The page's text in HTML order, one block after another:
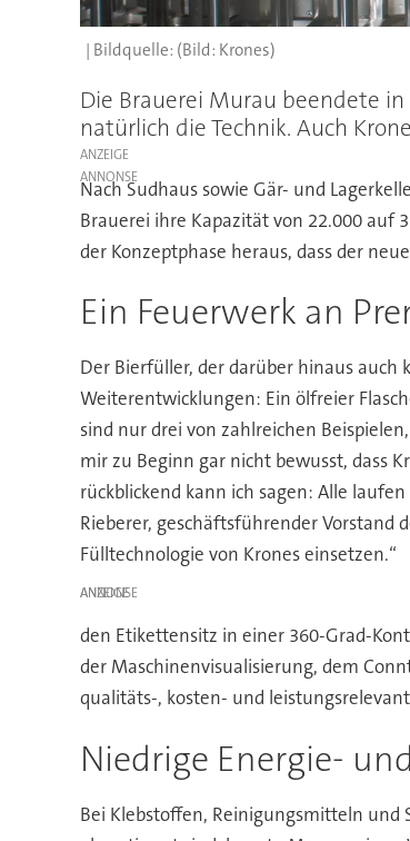
(Bild: Krones)
Die Brauerei Murau beendete
natürlich die Technik. Auch
ANZEIGE
Nach Sudhaus sowie Gär- und
Brauerei ihre Kapazität von 22.000 auf
der Konzeptphase heraus, dass der
Ein Feuerwerk an
Der Bierfüller, der darüber hinaus auch
Weiterentwicklungen: Ein ölfreier
sind nur drei von zahlreichen
mir zu Beginn gar nicht bewusst, dass
rückblickend kann ich sagen: Alle
Rieberer, geschäftsführender Vorstand
Fülltechnologie von Krones einsetzen.“
ANZEIGE
den Etikettensitz in einer 360-Grad-
der Maschinenvisualisierung, dem
qualitäts-, kosten- und
Niedrige Energie-
Bei Klebstoffen, Reinigungsmitteln und